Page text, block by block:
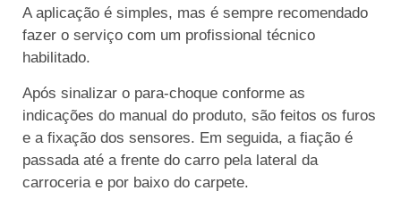
A aplicação é simples, mas é sempre recomendado
fazer o serviço com um profissional técnico
habilitado.
Após sinalizar o para-choque conforme as
indicações do manual do produto, são feitos os furos
e a fixação dos sensores. Em seguida, a fiação é
passada até a frente do carro pela lateral da
carroceria e por baixo do carpete.